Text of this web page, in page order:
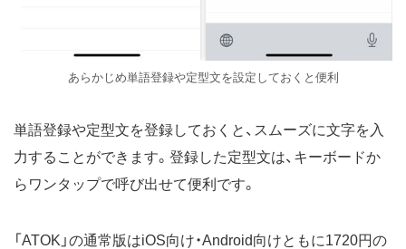
あらかじめ単語登録や定型文を設定しておくと便利
単語登録や定型文を登録しておくと、スムーズに文字を入
力することができます。登録した定型文は、キーボードか
らワンタップで呼び出せて便利です。
「ATOK」の通常版はiOS向け・Android向けともに1720円の